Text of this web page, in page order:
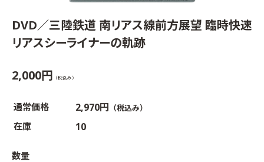
DVD／三陸鉄道 南リアス線前方展望 臨時快速
リアスシーライナーの軌跡
2,000円 （税込み）
通常価格 2,970円 （税込み）
在庫 10
数量